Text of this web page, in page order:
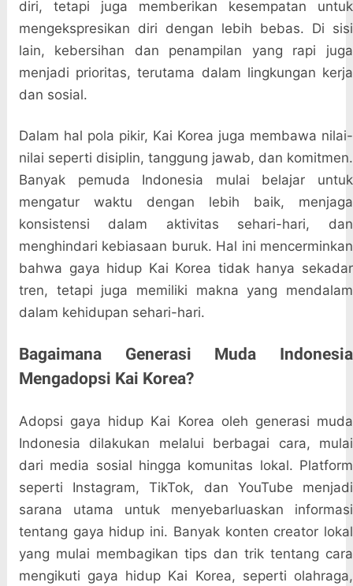
diri, tetapi juga memberikan kesempatan untuk
mengekspresikan diri dengan lebih bebas. Di sisi
lain, kebersihan dan penampilan yang rapi juga
menjadi prioritas, terutama dalam lingkungan kerja
dan sosial.
Dalam hal pola pikir, Kai Korea juga membawa nilai-
nilai seperti disiplin, tanggung jawab, dan komitmen.
Banyak pemuda Indonesia mulai belajar untuk
mengatur waktu dengan lebih baik, menjaga
konsistensi dalam aktivitas sehari-hari, dan
menghindari kebiasaan buruk. Hal ini mencerminkan
bahwa gaya hidup Kai Korea tidak hanya sekadar
tren, tetapi juga memiliki makna yang mendalam
dalam kehidupan sehari-hari.
Bagaimana Generasi Muda Indonesia
Mengadopsi Kai Korea?
Adopsi gaya hidup Kai Korea oleh generasi muda
Indonesia dilakukan melalui berbagai cara, mulai
dari media sosial hingga komunitas lokal. Platform
seperti Instagram, TikTok, dan YouTube menjadi
sarana utama untuk menyebarluaskan informasi
tentang gaya hidup ini. Banyak konten creator lokal
yang mulai membagikan tips dan trik tentang cara
mengikuti gaya hidup Kai Korea, seperti olahraga,